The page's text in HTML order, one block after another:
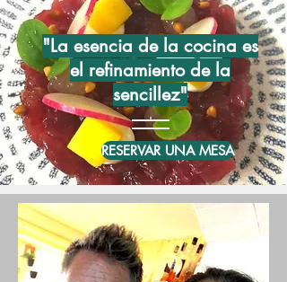
"La esencia de la cocina es
el refinamiento de la
sencillez"
RESERVAR UNA MESA